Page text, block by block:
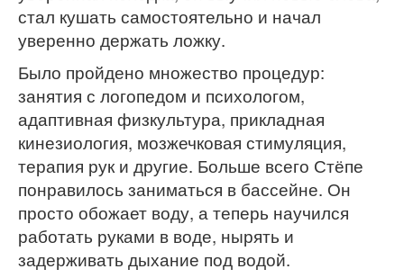
стал кушать самостоятельно и начал
уверенно держать ложку.
Было пройдено множество процедур:
занятия с логопедом и психологом,
адаптивная физкультура, прикладная
кинезиология, мозжечковая стимуляция,
терапия рук и другие. Больше всего Стёпе
понравилось заниматься в бассейне. Он
просто обожает воду, а теперь научился
работать руками в воде, нырять и
задерживать дыхание под водой.